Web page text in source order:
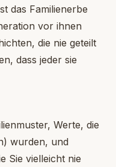
das Familienerbe
vor ihnen
die nie geteilt
dass jeder sie
Werte, die
wurden, und
Sie vielleicht nie